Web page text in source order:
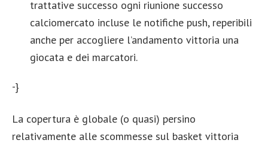
trattative successo ogni riunione successo
calciomercato incluse le notifiche push, reperibili
anche per accogliere l’andamento vittoria una
giocata e dei marcatori.
-}
La copertura è globale (o quasi) persino
relativamente alle scommesse sul basket vittoria